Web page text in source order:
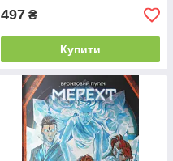
497 ₴
Купити